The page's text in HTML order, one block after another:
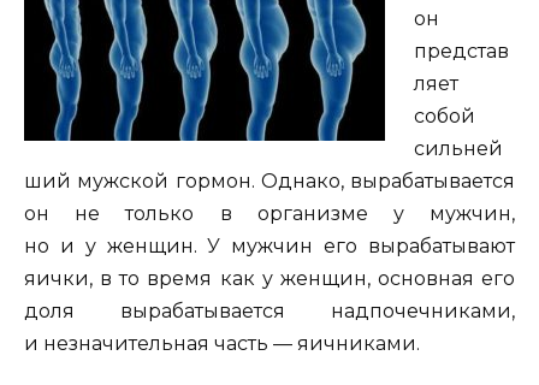
он
представ
ляет
собой
сильней
ший мужской гормон. Однако, вырабатывается
он не только в организме у мужчин,
но и у женщин. У мужчин его вырабатывают
яички, в то время как у женщин, основная его
доля вырабатывается надпочечниками,
и незначительная часть — яичниками.